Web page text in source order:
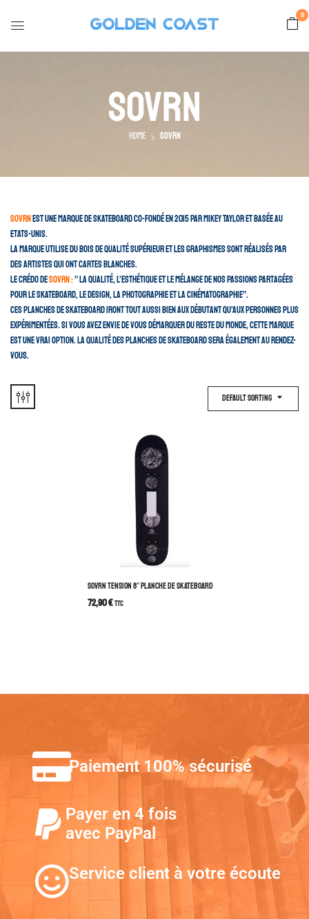
0
SOVRN
Home SOVRN
SOVRN est une marque de skateboard co-fondé en 2015 par Mikey Taylor et basée au
Etats-Unis.
La marque utilise du bois de qualité supérieur et les graphismes sont réalisés par
des artistes qui ont cartes blanches.
Le crédo deSOVRN :” la qualité, l’esthétique et le mélange de nos passions partagées
pour le skateboard, le design, la photographie et la cinématographie”.
Ces planches de skateboard iront tout aussi bien aux débutant qu’aux personnes plus
expérimentées. Si vous avez envie de vous démarquer du reste du monde, cette marque
est une vrai option. La qualité des planches de skateboard sera également au rendez-
vous.
Default Sorting
SOVRN TENSION 8″ PLANCHE DE SKATEBOARD
72,90€TTC
Paiement 100% sécurisé
Payer en 4 fois
avec PayPal
Service client à votre écoute